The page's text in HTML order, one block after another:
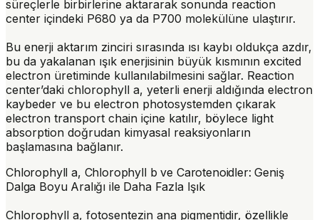
süreçlerle birbirlerine aktararak sonunda reaction
center içindeki P680 ya da P700 molekülüne ulaştırır.
Bu enerji aktarım zinciri sırasında ısı kaybı oldukça azdır,
bu da yakalanan ışık enerjisinin büyük kısmının excited
electron üretiminde kullanılabilmesini sağlar. Reaction
center’daki chlorophyll a, yeterli enerji aldığında electron
kaybeder ve bu electron photosystemden çıkarak
electron transport chain içine katılır, böylece light
absorption doğrudan kimyasal reaksiyonların
başlamasına bağlanır.
Chlorophyll a, Chlorophyll b ve Carotenoidler: Geniş
Dalga Boyu Aralığı ile Daha Fazla Işık
Chlorophyll a, fotosentezin ana pigmentidir, özellikle